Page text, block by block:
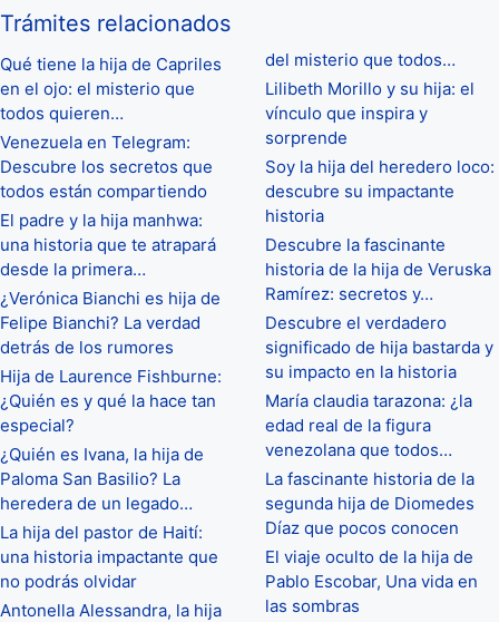
Trámites relacionados
Qué tiene la hija de Capriles
en el ojo: el misterio que
todos quieren…
Venezuela en Telegram:
Descubre los secretos que
todos están compartiendo
El padre y la hija manhwa:
una historia que te atrapará
desde la primera…
¿Verónica Bianchi es hija de
Felipe Bianchi? La verdad
detrás de los rumores
Hija de Laurence Fishburne:
¿Quién es y qué la hace tan
especial?
¿Quién es Ivana, la hija de
Paloma San Basilio? La
heredera de un legado…
La hija del pastor de Haití:
una historia impactante que
no podrás olvidar
Antonella Alessandra, la hija
del misterio que todos…
Lilibeth Morillo y su hija: el
vínculo que inspira y
sorprende
Soy la hija del heredero loco:
descubre su impactante
historia
Descubre la fascinante
historia de la hija de Veruska
Ramírez: secretos y…
Descubre el verdadero
significado de hija bastarda y
su impacto en la historia
María claudia tarazona: ¿la
edad real de la figura
venezolana que todos…
La fascinante historia de la
segunda hija de Diomedes
Díaz que pocos conocen
El viaje oculto de la hija de
Pablo Escobar, Una vida en
las sombras